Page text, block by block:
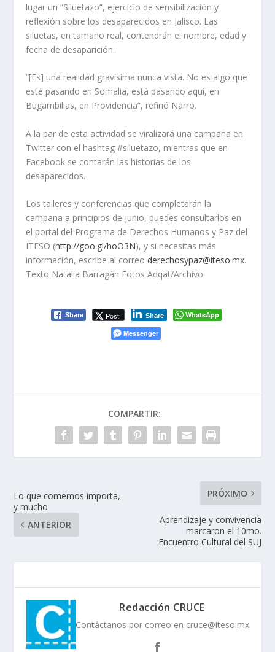
lugar un “Siluetazo”, ejercicio de sensibilización y
reflexión sobre los desaparecidos en Jalisco. Las
siluetas, en tamaño real, contendrán el nombre, edad y
fecha de desaparición.
“[Es] una realidad gravísima nunca vista. No es algo que
esté pasando en Somalia, está pasando aquí, en
Bugambilias, en Providencia”, refirió Narro.
A la par de esta actividad se viralizará una campaña en
Twitter con el hashtag #siluetazo, mientras que en
Facebook se contarán las historias de los
desaparecidos.
Los talleres y conferencias que completarán la
campaña a principios de junio, puedes consultarlos en
el portal del Programa de Derechos Humanos y Paz del
ITESO (http://goo.gl/hoO3N), y si necesitas más
información, escribe al correo derechosypaz@iteso.mx.
Texto Natalia Barragán Fotos Adqat/Archivo
Share Post Share
WhatsApp
Messenger
COMPARTIR:
Lo que comemos importa,
y mucho
ANTERIOR
PRÓXIMO
Aprendizaje y convivencia
marcaron el 10mo.
Encuentro Cultural del SUJ
Redacción CRUCE
Contáctanos por correo en cruce@iteso.mx